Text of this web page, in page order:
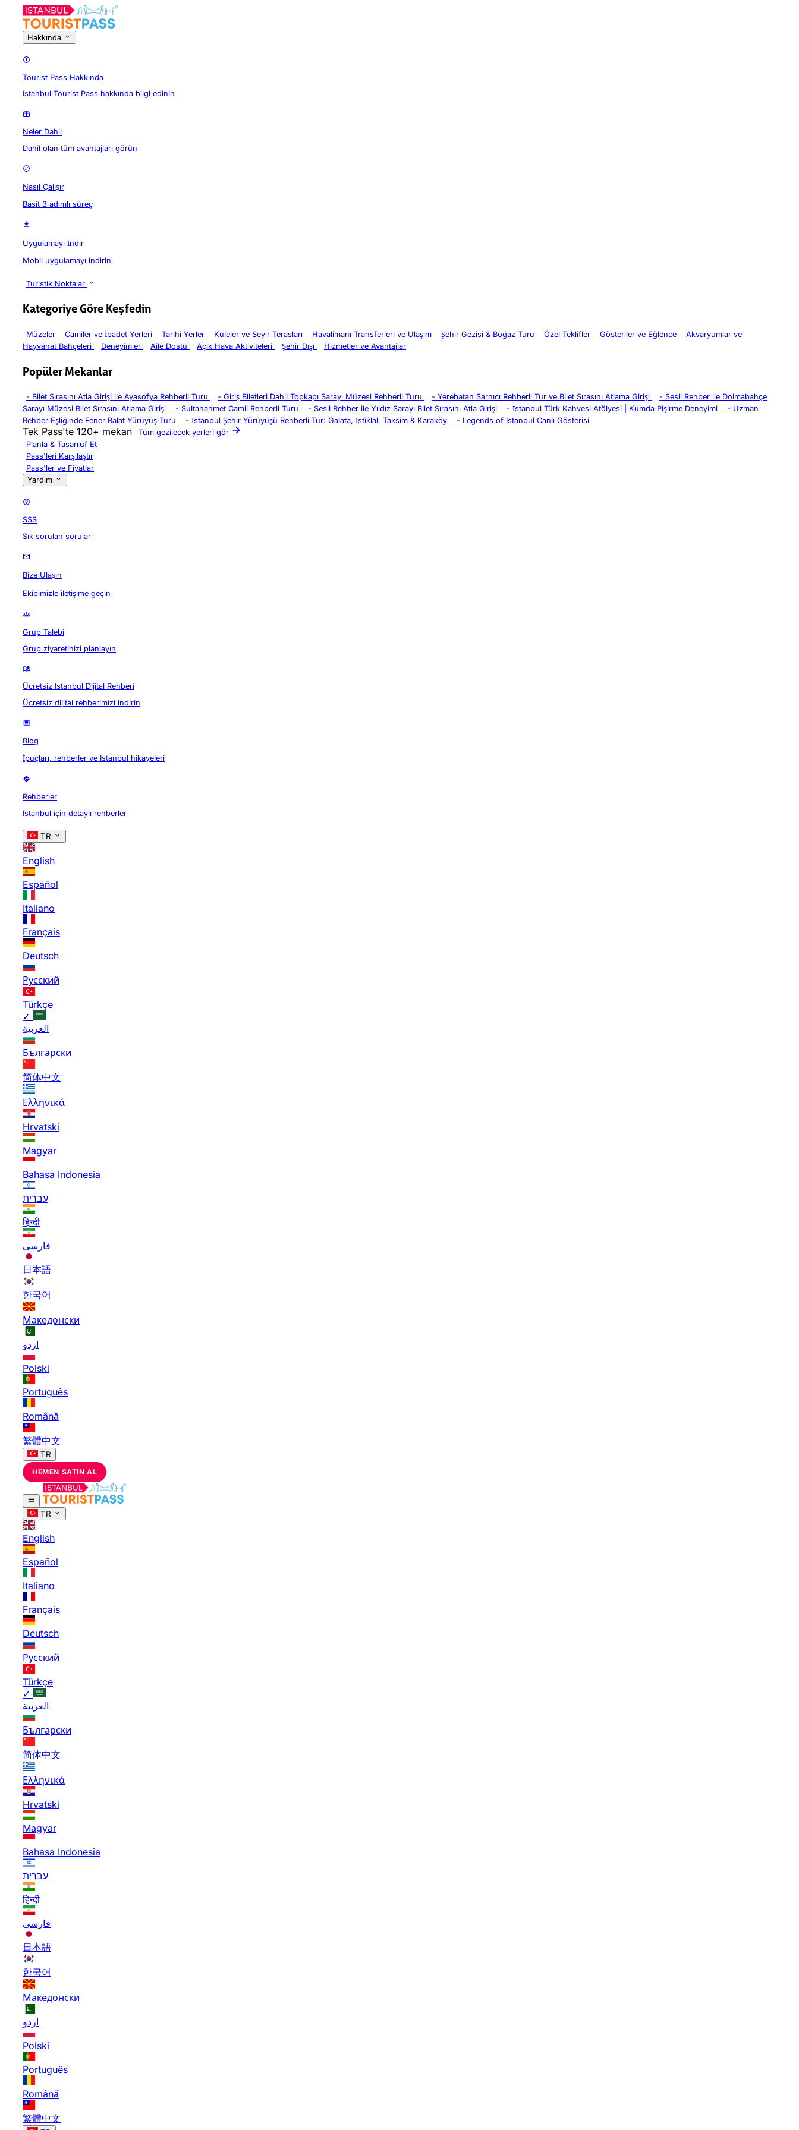
Hakkında
Tourist Pass Hakkında
Istanbul Tourist Pass hakkında bilgi edinin
Neler Dahil
Dahil olan tüm avantajları görün
Nasıl Çalışır
Basit 3 adımlı süreç
Uygulamayı İndir
Mobil uygulamayı indirin
Turistik Noktalar
Kategoriye Göre Keşfedin
Müzeler Camiler ve İbadet Yerleri Tarihi Yerler Kuleler ve Seyir Terasları Havalimanı Transferleri ve Ulaşım Şehir Gezisi & Boğaz Turu Özel Teklifler Gösteriler ve Eğlence
Akvaryumlar ve
Hayvanat Bahçeleri
Deneyimler Aile Dostu Açık Hava Aktiviteleri Şehir Dışı Hizmetler ve Avantajlar
Popüler Mekanlar
- Bilet Sırasını Atla Girişi ile Ayasofya Rehberli Turu - Giriş Biletleri Dahil Topkapı Sarayı Müzesi Rehberli Turu - Yerebatan Sarnıcı Rehberli Tur ve Bilet Sırasını Atlama Girişi - Sesli Rehber ile Dolmabahçe
Sarayı Müzesi Bilet Sırasını Atlama Girişi
- Sultanahmet Camii Rehberli Turu - Sesli Rehber ile Yıldız Sarayı Bilet Sırasını Atla Girişi - İstanbul Türk Kahvesi Atölyesi | Kumda Pişirme Deneyimi - Uzman
Rehber Eşliğinde Fener Balat Yürüyüş Turu
- İstanbul Şehir Yürüyüşü Rehberli Tur: Galata, İstiklal, Taksim & Karaköy - Legends of Istanbul Canlı Gösterisi
Tek Pass'te 120+ mekan
Tüm gezilecek yerleri gör
Planla & Tasarruf Et
Pass'leri Karşılaştır
Pass'ler ve Fiyatlar
Yardım
SSS
Sık sorulan sorular
Bize Ulaşın
Ekibimizle iletişime geçin
Grup Talebi
Grup ziyaretinizi planlayın
Ücretsiz Istanbul Dijital Rehberi
Ücretsiz dijital rehberimizi indirin
Blog
İpuçları, rehberler ve Istanbul hikayeleri
Rehberler
Istanbul için detaylı rehberler
TR
English
Español
Italiano
Français
Deutsch
Русский
Türkçe
✓
العربية
Български
简体中文
Ελληνικά
Hrvatski
Magyar
Bahasa Indonesia
עברית
हिन्दी
فارسی
日本語
한국어
Македонски
اردو
Polski
Português
Română
繁體中文
TR
HEMEN SATIN AL
TR
English
Español
Italiano
Français
Deutsch
Русский
Türkçe
✓
العربية
Български
简体中文
Ελληνικά
Hrvatski
Magyar
Bahasa Indonesia
עברית
हिन्दी
فارسی
日本語
한국어
Македонски
اردو
Polski
Português
Română
繁體中文